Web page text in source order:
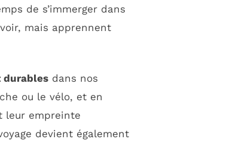
de s’immerger dans
mais apprennent
durables dans nos
ou le vélo, et en
leur empreinte
devient également